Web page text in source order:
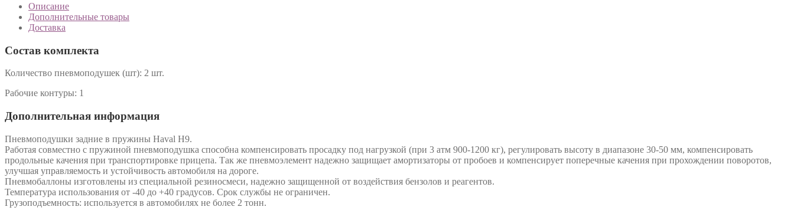
Описание
Дополнительные товары
Доставка
Состав комплекта
Количество пневмоподушек (шт): 2 шт.
Рабочие контуры: 1
Дополнительная информация
Пневмоподушки задние в пружины Haval H9.
Работая совместно с пружиной пневмоподушка способна компенсировать просадку под нагрузкой (при 3 атм 900-1200 кг), регулировать высоту в диапазоне 30-50 мм, компенсировать
продольные качения при транспортировке прицепа. Так же пневмоэлемент надежно защищает амортизаторы от пробоев и компенсирует поперечные качения при прохождении поворотов,
улучшая управляемость и устойчивость автомобиля на дороге.
Пневмобаллоны изготовлены из специальной резиносмеси, надежно защищенной от воздействия бензолов и реагентов.
Температура использования от -40 до +40 градусов. Срок службы не ограничен.
Грузоподъемность: используется в автомобилях не более 2 тонн.